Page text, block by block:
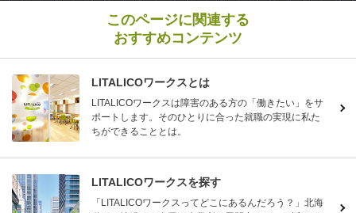
このページに関連する
おすすめコンテンツ
LITALICOワークスとは
LITALICOワークスは障害のある方の「働きたい」をサ
ポートします。そのひとりに合った就職の実現に私た
ちができることとは。
LITALICOワークスを探す
「LITALICOワークスってどこにあるんだろう？」北海